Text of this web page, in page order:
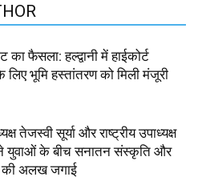
का फैसला: हल्द्वानी में हाईकोर्ट
लिए भूमि हस्तांतरण को मिली मंजूरी
तेजस्वी सूर्या और राष्ट्रीय उपाध्यक्ष
युवाओं के बीच सनातन संस्कृति और
की अलख जगाई